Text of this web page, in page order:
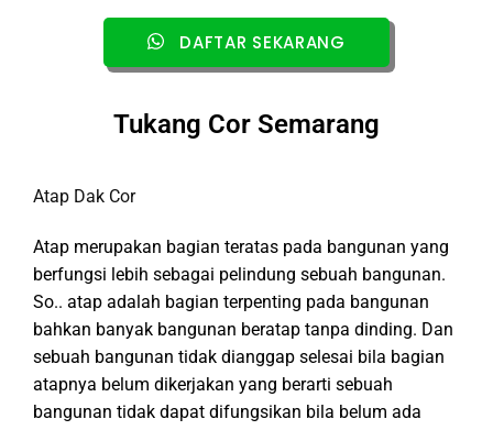
DAFTAR SEKARANG
Tukang Cor Semarang
Atap Dak Cor
Atap merupakan bagian teratas pada bangunan yang
berfungsi lebih sebagai pelindung sebuah bangunan.
So.. atap adalah bagian terpenting pada bangunan
bahkan banyak bangunan beratap tanpa dinding. Dan
sebuah bangunan tidak dianggap selesai bila bagian
atapnya belum dikerjakan yang berarti sebuah
bangunan tidak dapat difungsikan bila belum ada